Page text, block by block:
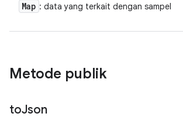
Map : data yang terkait dengan sampel
Metode publik
toJson